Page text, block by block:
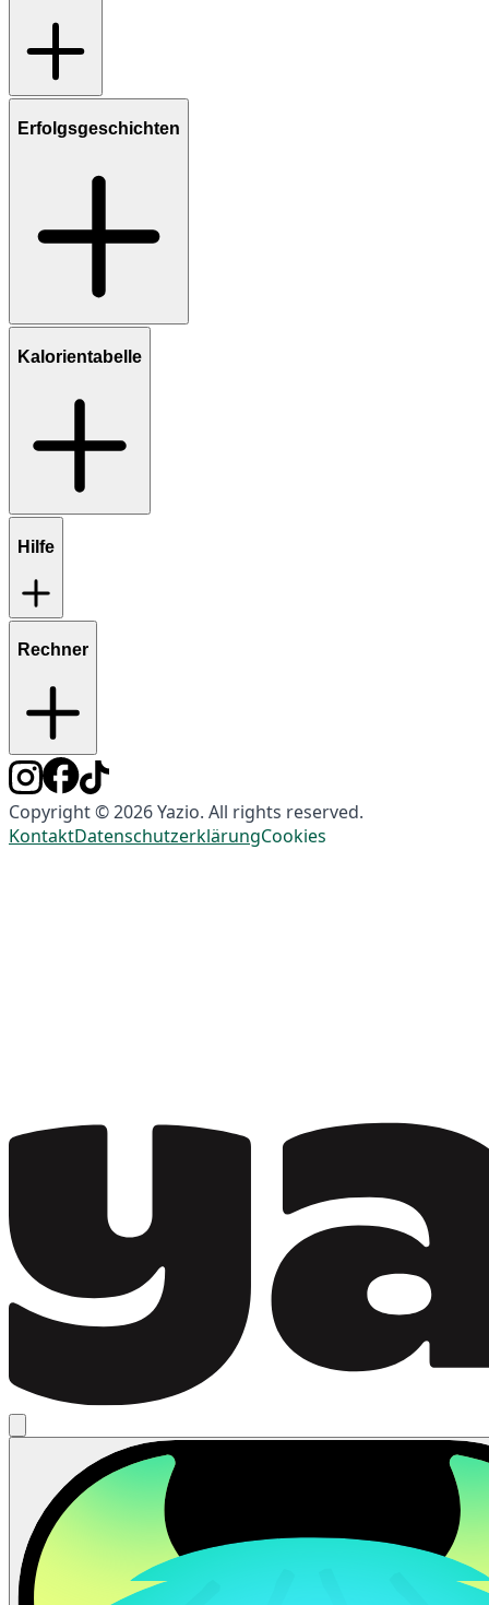
Erfolgsgeschichten
Kalorientabelle
Hilfe
Rechner
Copyright © 2026 Yazio. All rights reserved.
KontaktDatenschutzerklärungCookies